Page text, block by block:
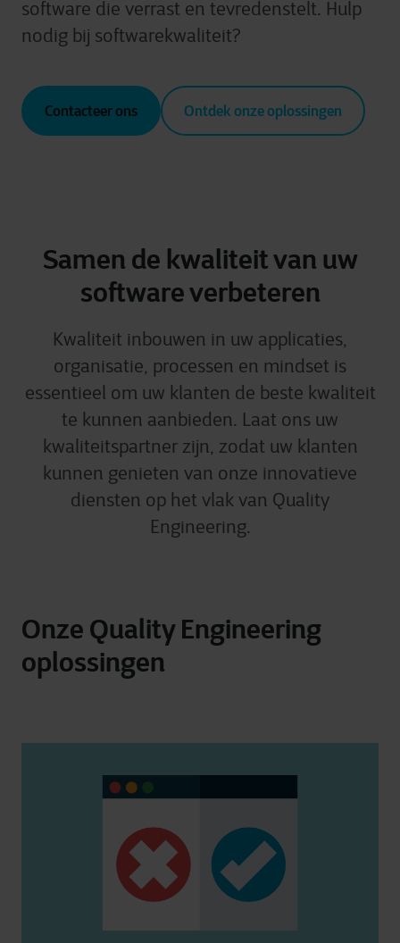
software die verrast en tevredenstelt. Hulp
nodig bij softwarekwaliteit?
Contacteer ons Ontdek onze oplossingen
Samen de kwaliteit van uw
software verbeteren
Kwaliteit inbouwen in uw applicaties,
organisatie, processen en mindset is
essentieel om uw klanten de beste kwaliteit
te kunnen aanbieden. Laat ons uw
kwaliteitspartner zijn, zodat uw klanten
kunnen genieten van onze innovatieve
diensten op het vlak van Quality
Engineering.
Onze Quality Engineering
oplossingen